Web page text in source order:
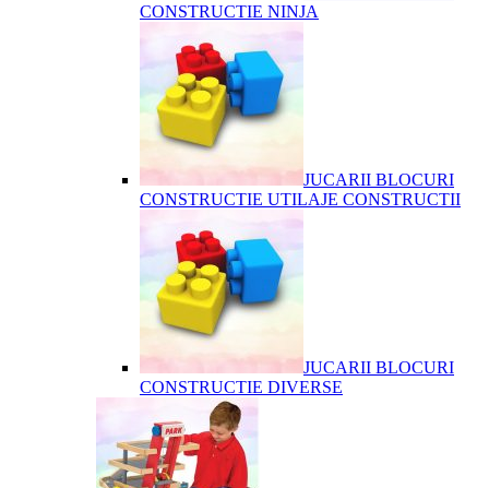
CONSTRUCTIE NINJA
JUCARII BLOCURI
CONSTRUCTIE UTILAJE CONSTRUCTII
JUCARII BLOCURI
CONSTRUCTIE DIVERSE